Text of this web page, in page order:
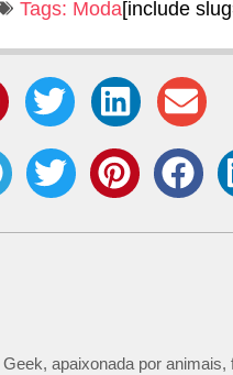
Tags: Moda[include
apaixonada por animais,